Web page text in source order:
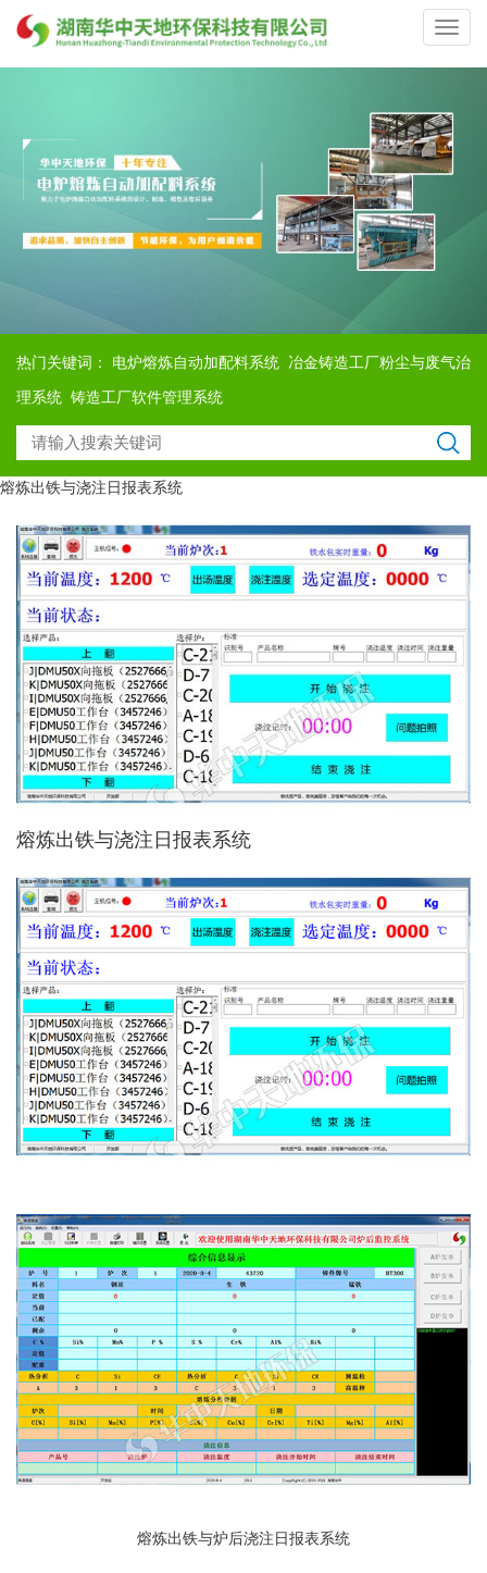
热门关键词： 电炉熔炼自动加配料系统 冶金铸造工厂粉尘与废气治
理系统 铸造工厂软件管理系统
熔炼出铁与浇注日报表系统
熔炼出铁与浇注日报表系统
熔炼出铁与炉后浇注日报表系统